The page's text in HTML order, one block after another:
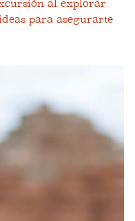
al explorar
para asegurarte